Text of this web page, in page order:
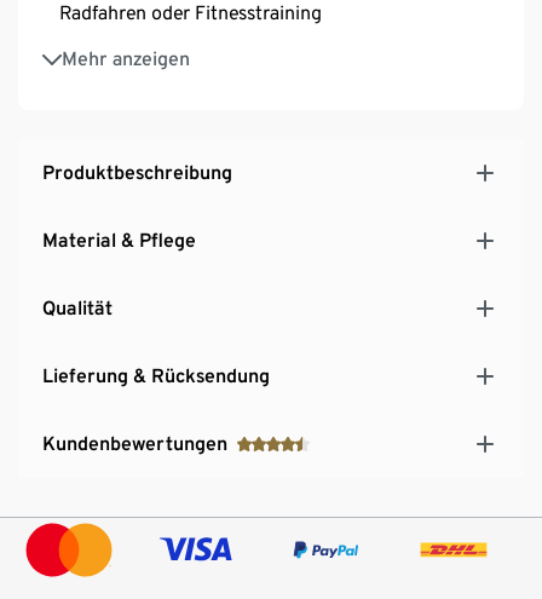
Radfahren oder Fitnesstraining
Mehr anzeigen
70% Stützleistung im Wadenbereich
100% Stützleistung im Knöchelbereich
LYCRA® ENERGIZE™ mit graduellem Druckverlauf
– kann das Gefühl von müden, schweren Beinen
Produktbeschreibung
Material & Pflege
Qualität
Lieferung & Rücksendung
Kundenbewertungen